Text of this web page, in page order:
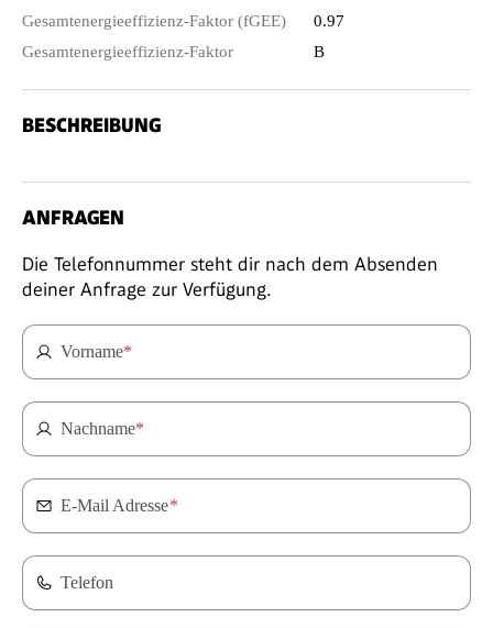
Gesamtenergieeffizienz-Faktor (fGEE)
0.97
Gesamtenergieeffizienz-Faktor
B
BESCHREIBUNG
ANFRAGEN
Die Telefonnummer steht dir nach dem Absenden
deiner Anfrage zur Verfügung.
Vorname*
Nachname*
E-Mail Adresse*
Telefon